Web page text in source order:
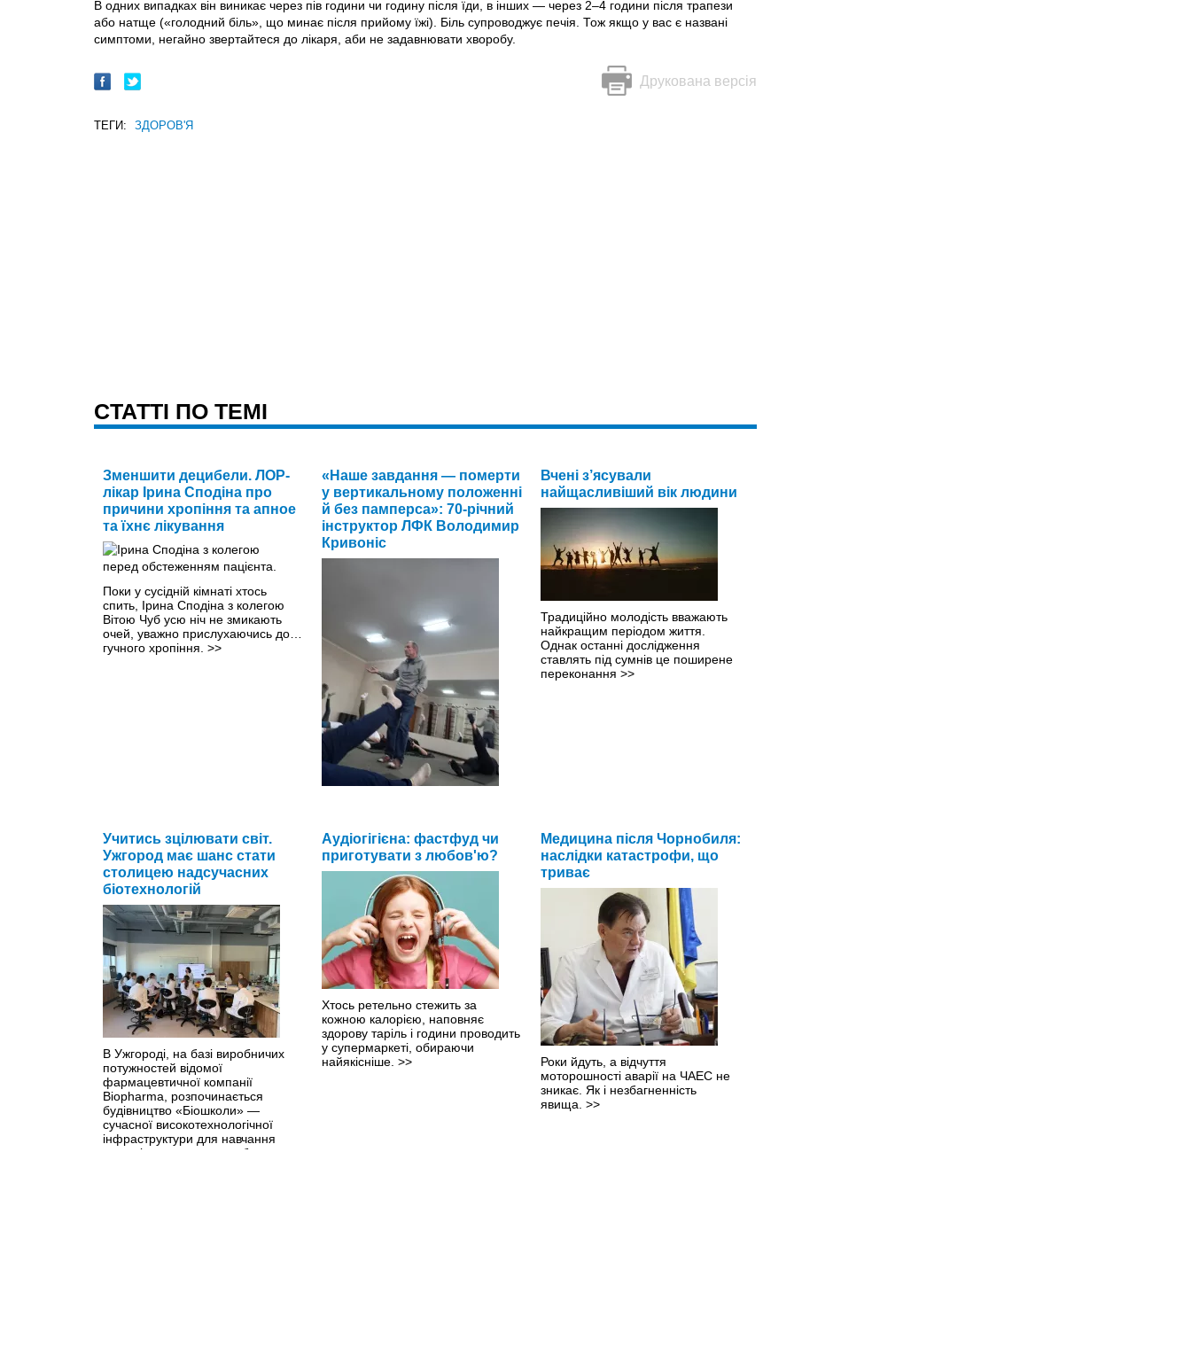
В одних випадках він виникає через пів години чи годину після їди, в інших — через 2–4 години після трапези
або натще («голодний біль», що минає після прийому їжі). Біль супроводжує печія. Тож якщо у вас є названі
симптоми, негайно звертайтеся до лікаря, аби не задавнювати хворобу.
Друкована версія
ТЕГИ: ЗДОРОВ'Я
CТАТТІ ПО ТЕМІ
Зменшити децибели. ЛОР-
лікар Ірина Сподіна про
причини хропіння та апное
та їхнє лікування
Поки у сусідній кімнаті хтось
спить, Ірина Сподіна з колегою
Вітою Чуб усю ніч не змикають
очей, уважно прислухаючись до…
гучного хропіння. >>
«Наше завдання — померти
у вертикальному положенні
й без памперса»: 70-річний
інструктор ЛФК Володимир
Кривоніс
Вчені з’ясували
найщасливіший вік людини
Традиційно молодість вважають
найкращим періодом життя.
Однак останні дослідження
ставлять під сумнів це поширене
переконання >>
Учитись зцілювати світ.
Ужгород має шанс стати
столицею надсучасних
біотехнологій
В Ужгороді, на базі виробничих
потужностей відомої
фармацевтичної компанії
Biopharma, розпочинається
будівництво «Біошколи» —
сучасної високотехнологічної
інфраструктури для навчання
молоді, проведення глобальних
Аудіогігієна: фастфуд чи
приготувати з любов'ю?
Хтось ретельно стежить за
кожною калорією, наповняє
здорову таріль і години проводить
у супермаркеті, обираючи
найякісніше. >>
Медицина після Чорнобиля:
наслідки катастрофи, що
триває
Роки йдуть, а відчуття
моторошності аварії на ЧАЕС не
зникає. Як і незбагненність
явища. >>